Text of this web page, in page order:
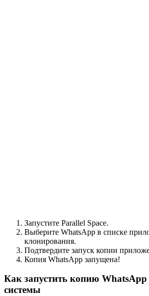
Запустите Parallel Space.
Выберите WhatsApp в списке
клонирования.
Подтвердите запуск копии
Копия WhatsApp запущена!
Как запустить копию WhatsApp
системы